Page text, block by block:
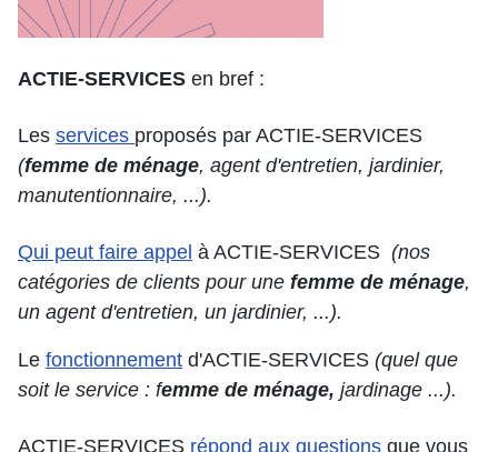
ACTIE-SERVICES en bref :
Les services proposés par ACTIE-SERVICES
(femme de ménage, agent d'entretien, jardinier,
manutentionnaire, ...).
Qui peut faire appel à ACTIE-SERVICES (nos
catégories de clients pour une femme de ménage,
un agent d'entretien, un jardinier, ...).
Le fonctionnement d'ACTIE-SERVICES (quel que
soit le service : femme de ménage, jardinage ...).
ACTIE-SERVICES répond aux questions que vous